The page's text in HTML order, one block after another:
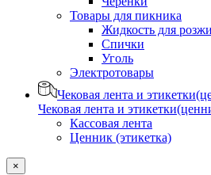
Товары для пикника
Жидкость для
Спички
Уголь
Электротовары
Чековая лента и
Чековая лента и
Кассовая лента
Ценник (этикетка)
×